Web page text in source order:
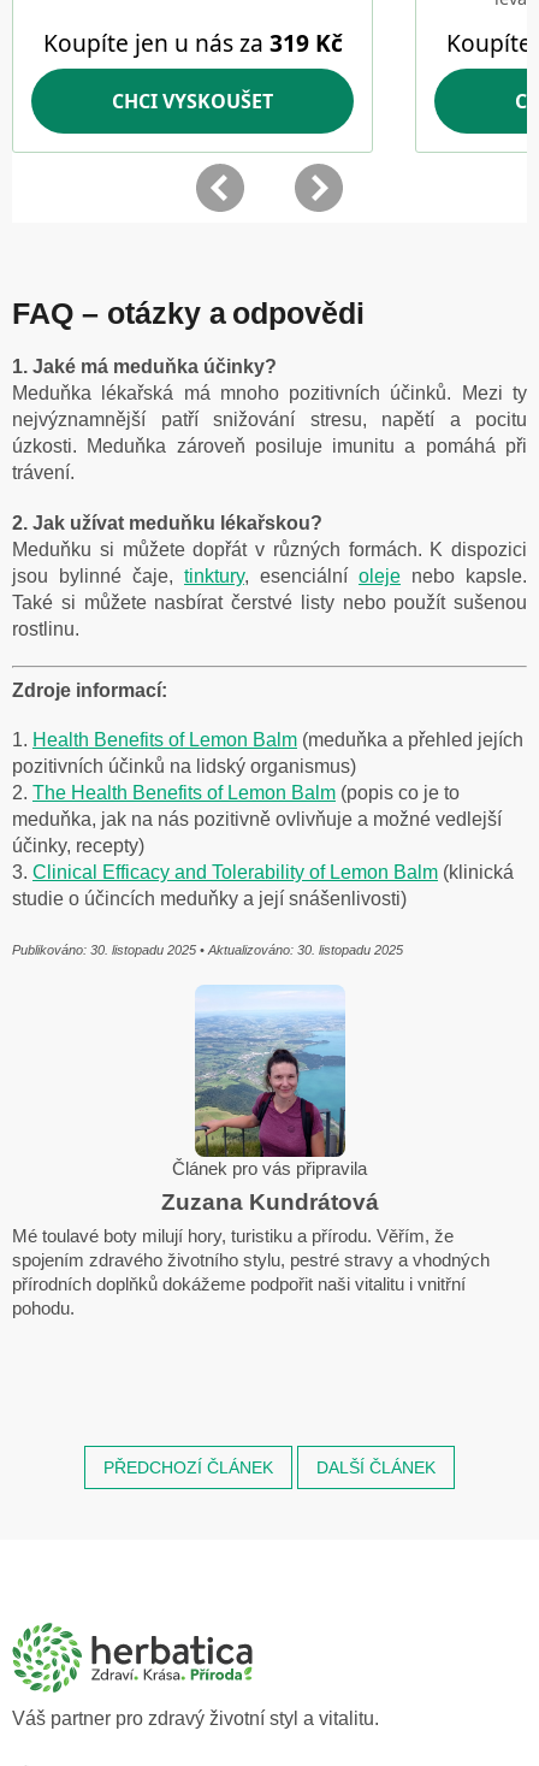
FAQ – otázky a odpovědi
1. Jaké má meduňka účinky?
Meduňka lékařská má mnoho pozitivních účinků. Mezi ty
nejvýznamnější patří snižování stresu, napětí a pocitu
úzkosti. Meduňka zároveň posiluje imunitu a pomáhá při
trávení.
2. Jak užívat meduňku lékařskou?
Meduňku si můžete dopřát v různých formách. K dispozici
jsou bylinné čaje, tinktury, esenciální oleje nebo kapsle.
Také si můžete nasbírat čerstvé listy nebo použít sušenou
rostlinu.
Zdroje informací:
1. Health Benefits of Lemon Balm (meduňka a přehled jejích
pozitivních účinků na lidský organismus)
2. The Health Benefits of Lemon Balm (popis co je to
meduňka, jak na nás pozitivně ovlivňuje a možné vedlejší
účinky, recepty)
3. Clinical Efficacy and Tolerability of Lemon Balm (klinická
studie o účincích meduňky a její snášenlivosti)
Publikováno: 30. listopadu 2025 • Aktualizováno: 30. listopadu 2025
Článek pro vás připravila
Zuzana Kundrátová
Mé toulavé boty milují hory, turistiku a přírodu. Věřím, že
spojením zdravého životního stylu, pestré stravy a vhodných
přírodních doplňků dokážeme podpořit naši vitalitu i vnitřní
pohodu.
PŘEDCHOZÍ ČLÁNEK DALŠÍ ČLÁNEK
a
Váš partner pro zdravý životní styl a vitalitu.